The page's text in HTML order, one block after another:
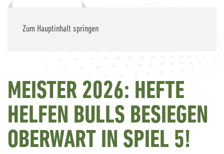
Zum Hauptinhalt springen
MEISTER 2026: HEFTE
HELFEN BULLS BESIEGEN
OBERWART IN SPIEL 5!